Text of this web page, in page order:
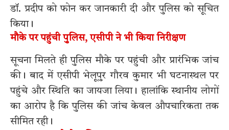
डॉ. प्रदीप को फोन कर जानकारी दी और पुलिस को सूचित
किया।
मौके पर पहुंची पुलिस, एसीपी ने भी किया निरीक्षण
सूचना मिलते ही पुलिस मौके पर पहुंची और प्रारंभिक जांच
की। बाद में एसीपी भेलूपुर गौरव कुमार भी घटनास्थल पर
पहुंचे और स्थिति का जायजा लिया। हालांकि स्थानीय लोगों
का आरोप है कि पुलिस की जांच केवल औपचारिकता तक
सीमित रही।